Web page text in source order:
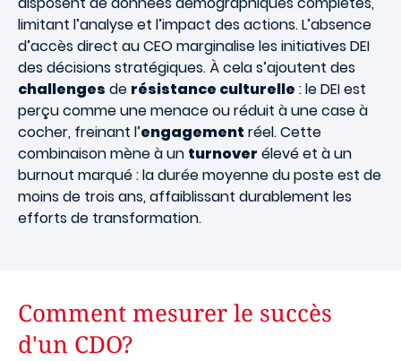
limitant l’analyse et l’impact des actions. L’absence
d’accès direct au CEO marginalise les initiatives DEI
des décisions stratégiques. À cela s’ajoutent des
challenges de résistance culturelle : le DEI est
perçu comme une menace ou réduit à une case à
cocher, freinant l’engagement réel. Cette
combinaison mène à un turnover élevé et à un
burnout marqué : la durée moyenne du poste est de
moins de trois ans, affaiblissant durablement les
efforts de transformation.
Comment mesurer le succès
d'un CDO?